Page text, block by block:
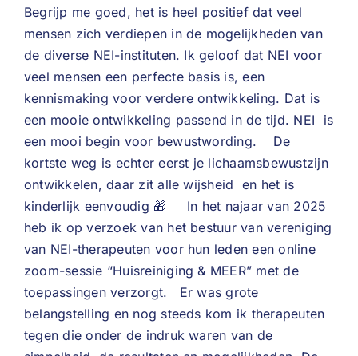
Begrijp me goed, het is heel positief dat veel
mensen zich verdiepen in de mogelijkheden van
de diverse NEI-instituten. Ik geloof dat NEI voor
veel mensen een perfecte basis is, een
kennismaking voor verdere ontwikkeling. Dat is
een mooie ontwikkeling passend in de tijd. NEI is
een mooi begin voor bewustwording. De
kortste weg is echter eerst je lichaamsbewustzijn
ontwikkelen, daar zit alle wijsheid en het is
kinderlijk eenvoudig 🎁 In het najaar van 2025
heb ik op verzoek van het bestuur van vereniging
van NEI-therapeuten voor hun leden een online
zoom-sessie “Huisreiniging & MEER” met de
toepassingen verzorgt. Er was grote
belangstelling en nog steeds kom ik therapeuten
tegen die onder de indruk waren van de